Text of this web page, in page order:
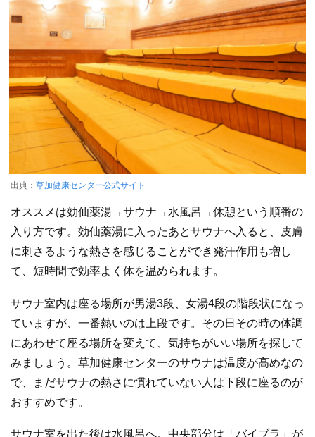
出典： 草加健康センター公式サイト
オススメは効仙薬湯→サウナ→水風呂→休憩という順番の
入り方です。効仙薬湯に入ったあとサウナへ入ると、皮膚
に刺さるような熱さを感じることができ発汗作用も増し
て、短時間で効率よく体を温められます。
サウナ室内は座る場所が男湯3段、女湯4段の階段状になっ
ていますが、一番熱いのは上段です。その日その時の体調
にあわせて座る場所を変えて、気持ちがいい場所を探して
みましょう。草加健康センターのサウナは温度が高めなの
で、まだサウナの熱さに慣れていない人は下段に座るのが
おすすめです。
サウナ室を出た後は水風呂へ。中央部分は「バイブラ」が